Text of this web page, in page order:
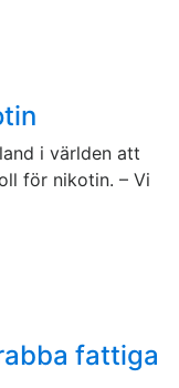
i världen att
för nikotin. – Vi
fattiga